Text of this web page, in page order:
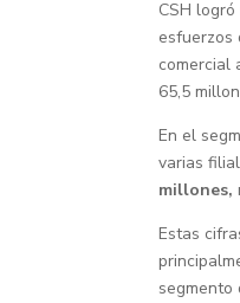
CSH
esfuerzos
comercial
65,5
En el
varias
millones,
Estas
segmento